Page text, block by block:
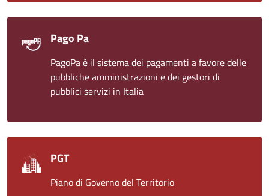
Pago Pa
PagoPa è il sistema dei pagamenti a favore delle
pubbliche amministrazioni e dei gestori di
pubblici servizi in Italia
PGT
Piano di Governo del Territorio